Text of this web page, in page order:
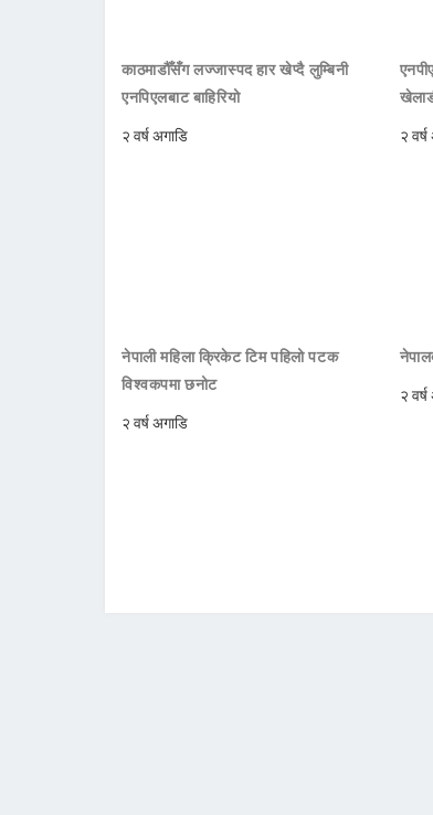
काठमाडौँसँग लज्जास्पद हार खेप्दै लुम्बिनी
एनपिएलबाट बाहिरियो
२ वर्ष अगाडि २
नेपाली महिला क्रिकेट टिम पहिलो पटक
विश्वकपमा छनोट
२ वर्ष अगाडि
२